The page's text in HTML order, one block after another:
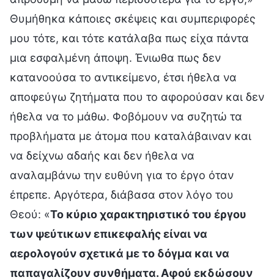
Θυμήθηκα κάποιες σκέψεις και συμπεριφορές
μου τότε, και τότε κατάλαβα πως είχα πάντα
μια εσφαλμένη άποψη. Ένιωθα πως δεν
κατανοούσα το αντικείμενο, έτσι ήθελα να
αποφεύγω ζητήματα που το αφορούσαν και δεν
ήθελα να το μάθω. Φοβόμουν να συζητώ τα
προβλήματα με άτομα που καταλάβαιναν και
να δείχνω αδαής και δεν ήθελα να
αναλαμβάνω την ευθύνη για το έργο όταν
έπρεπε. Αργότερα, διάβασα στον λόγο του
Θεού: «Το κύριο χαρακτηριστικό του έργου
των ψεύτικων επικεφαλής είναι να
αερολογούν σχετικά με το δόγμα και να
παπαγαλίζουν συνθήματα. Αφού εκδώσουν